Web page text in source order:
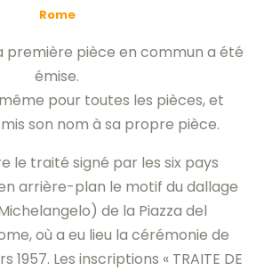
Rome
première pièce en commun a été
émise.
pour toutes les pièces, et
son nom à sa propre pièce.
le traité signé par les six pays
arrière-plan le motif du dallage
de la Piazza del
où a eu lieu la cérémonie de
1957. Les inscriptions « TRAITE DE